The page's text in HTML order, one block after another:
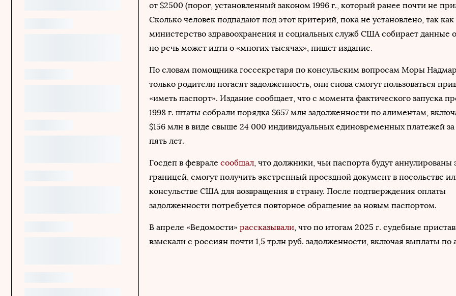
от $2500 (порог, установленный законом 1996 г., который ранее почти не
Сколько человек подпадают под этот критерий, пока не установлено, так как
министерство здравоохранения и социальных служб США собирает данные
но речь может идти о «многих тысячах», пишет издание.
По словам помощника госсекретаря по консульским вопросам Моры
только родители погасят задолженность, они снова смогут пользоваться
«иметь паспорт». Издание сообщает, что с момента фактического запуска
1998 г. штаты собрали порядка $657 млн задолженности по алиментам,
$156 млн в виде свыше 24 000 индивидуальных единовременных платежей
пять лет.
Госдеп в феврале сообщал, что должники, чьи паспорта будут аннулированы
границей, смогут получить экстренный проездной документ в посольстве
консульстве США для возвращения в страну. После подтверждения оплаты
задолженности потребуется повторное обращение за новым паспортом.
В апреле «Ведомости» рассказывали, что по итогам 2025 г. судебные
взыскали с россиян почти 1,5 трлн руб. задолженности, включая выплаты по